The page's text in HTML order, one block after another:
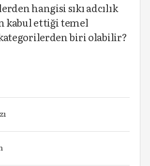
hangisi sıkı adcılık
kabul ettiği temel
biri olabilir?